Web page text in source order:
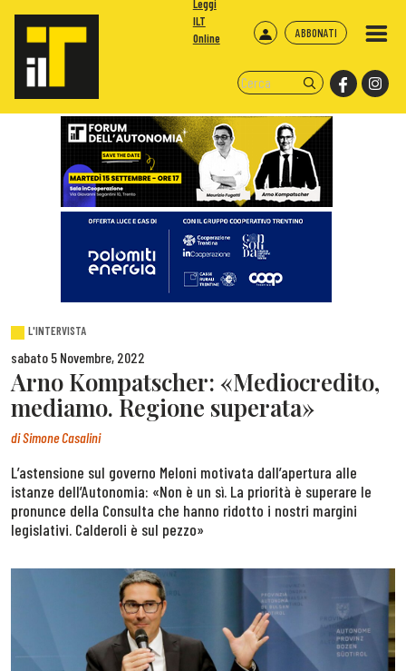
ABBONATI
Leggi
ILT
Online
L'INTERVISTA
sabato 5 Novembre, 2022
Arno Kompatscher: «Mediocredito,
mediamo. Regione superata»
diSimone Casalini
L’astensione sul governo Meloni motivata dall’apertura alle
istanze dell’Autonomia: «Non è un sì. La priorità è superare le
pronunce della Consulta che hanno ridotto i nostri margini
legislativi. Calderoli è sul pezzo»